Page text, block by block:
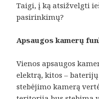
Taigi, į ką atsižvelgti
pasirinkimų?
Apsaugos kamerų
Vienos apsaugos
elektrą, kitos –
stebėjimo kamerą